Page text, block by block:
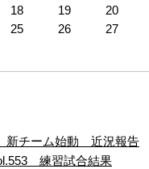
18 19 20
25 26 27
新チーム始動 近況報告
練習試合結果